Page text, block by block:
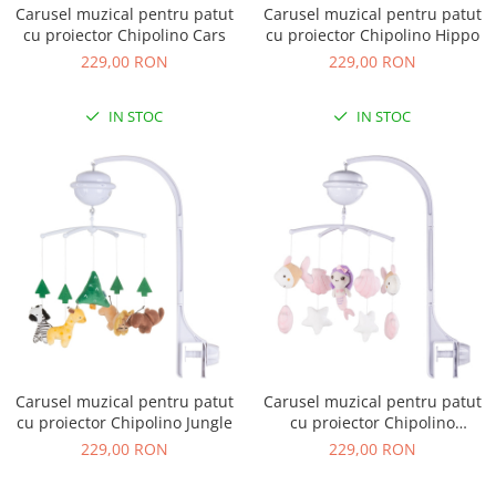
Saltele de la 120 x 60 cm
Saltele de la 140 x 70 cm
Saltele 127 x 63 cm
Saltele gonflabile
Lenjerii patut 120 x 60 cm
Lenjerii patut 140 x 70 cm
Lenjerie patuturi tineret
Baldachin patut
Paturici copii
Perne copii si mamici
Tarcuri si patuturi pliabile
Patut pliant copii
Tarc de joaca copii
Carusel muzical pentru patut
cu proiector Chipolino Cars
229,00 RON
IN STOC
Carusel muzical pentru patut
cu proiector Chipolino Hippo
229,00 RON
IN STOC
Carusel muzical pentru patut
cu proiector Chipolino Jungle
229,00 RON
Carusel muzical pentru patut
cu proiector Chipolino
Mermaid
229,00 RON